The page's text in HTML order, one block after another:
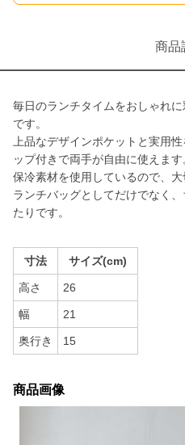
商品
毎日のランチタイムをおしゃれ
です。
上品なデザインポケットと実用
ップ付きで両手が自由に使えます
保冷素材を使用しているので、大
ランチバッグとしてだけでなく
たりです。
寸法 サイズ(cm)
高さ 26
幅 21
奥行き 15
商品画像